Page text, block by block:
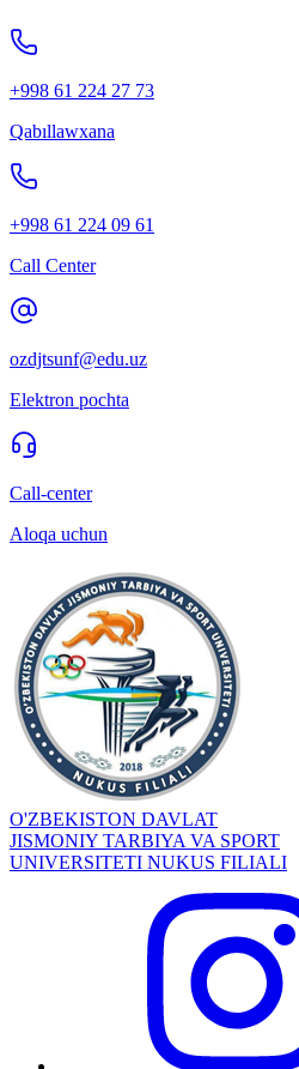
+998 61 224 27 73
Qabıllawxana
+998 61 224 09 61
Call Center
ozdjtsunf@edu.uz
Elektron pochta
Call-center
Aloqa uchun
O'ZBEKISTON DAVLAT
JISMONIY TARBIYA VA SPORT
UNIVERSITETI NUKUS FILIALI